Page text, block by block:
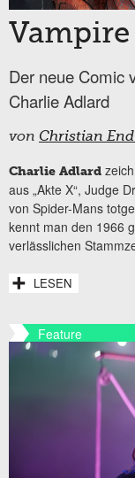
Der neue Comic
Charlie Adlard
von Christian
Charlie Adlard
aus „Akte X“, Judge
von Spider-Mans
kennt man den 1966
verlässlichen
LESEN
Feature